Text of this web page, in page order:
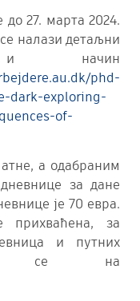
27. марта 2024.
налази детаљни
начин
phd-
dark-exploring-
of-
а одабраним
за дане
је 70 евра.
прихваћена, за
и путних
се на